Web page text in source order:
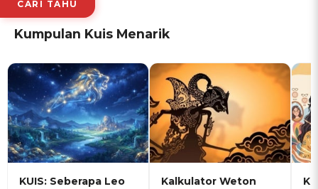
CARI TAHU
Kumpulan Kuis Menarik
KUIS: Seberapa Leo
Kalkulator Weton